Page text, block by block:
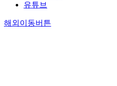
유튜브
해외이동버튼